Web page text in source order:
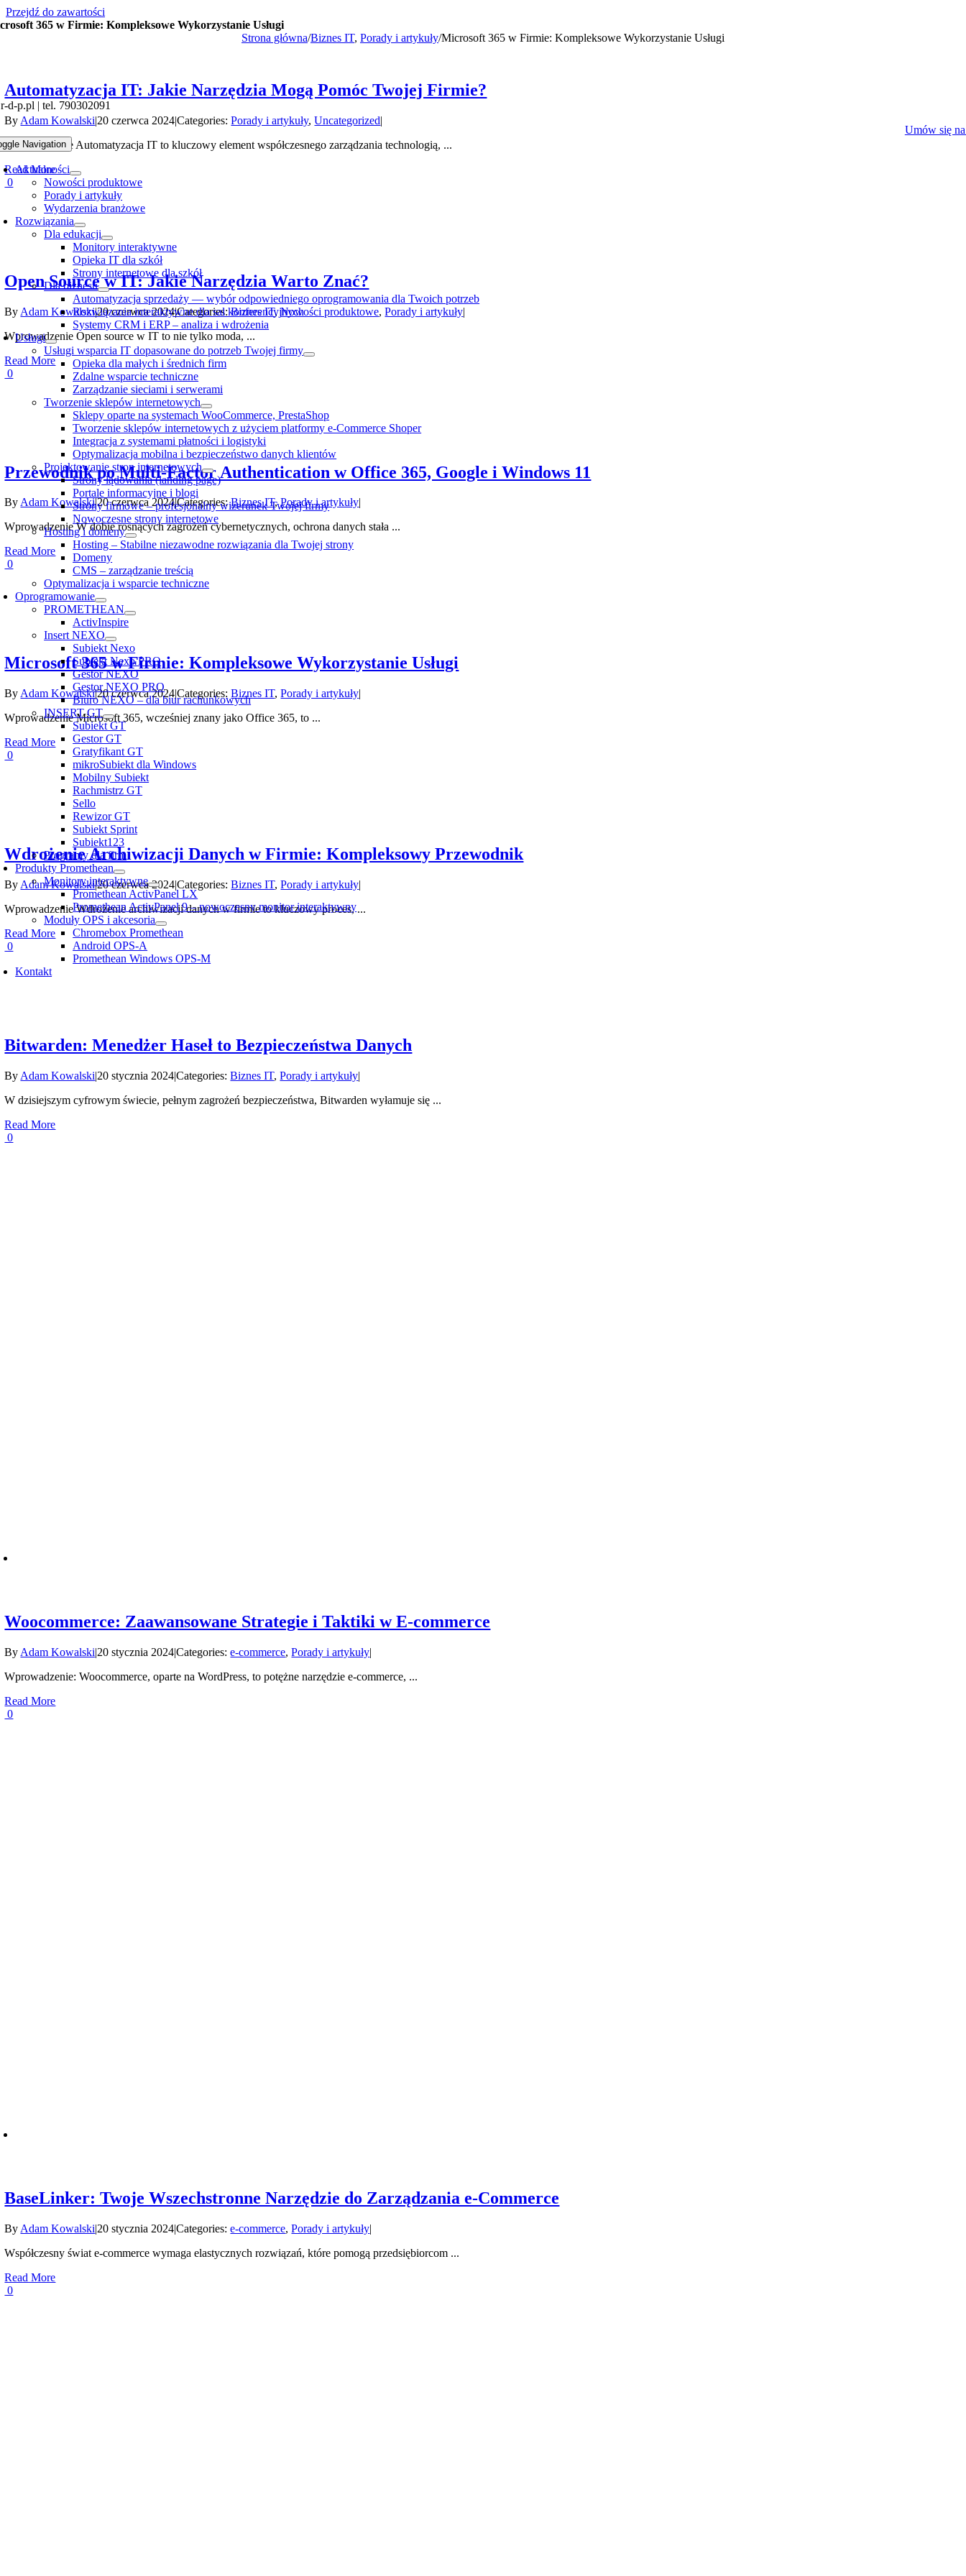
Przejdź do zawartości
d-p.pl | tel. 790302091
Umów się
Navigation
Aktualności
Nowości produktowe
Porady i artykuły
Wydarzenia branżowe
Rozwiązania
Dla edukacji
Monitory interaktywne
Opieka IT dla szkół
Strony internetowe dla szkół
Dla biznesu
Automatyzacja sprzedaży — wybór odpowiedniego oprogramowania dla Twoich potrzeb
Rozwiązania interaktywne dla sal konferencyjnych
Systemy CRM i ERP – analiza i wdrożenia
Usługi
Usługi wsparcia IT dopasowane do potrzeb Twojej firmy
Opieka dla małych i średnich firm
Zdalne wsparcie techniczne
Zarządzanie sieciami i serwerami
Tworzenie sklepów internetowych
Sklepy oparte na systemach WooCommerce, PrestaShop
Tworzenie sklepów internetowych z użyciem platformy e-Commerce Shoper
Integracja z systemami płatności i logistyki
Optymalizacja mobilna i bezpieczeństwo danych klientów
Projektowanie stron internetowych
Strony lądowania (landing page)
Portale informacyjne i blogi
Strony firmowe – profesjonalny wizerunek Twojej firmy
Nowoczesne strony internetowe
Hosting i domeny
Hosting – Stabilne niezawodne rozwiązania dla Twojej strony
Domeny
CMS – zarządzanie treścią
Optymalizacja i wsparcie techniczne
Oprogramowanie
PROMETHEAN
ActivInspire
Insert NEXO
Subiekt Nexo
Subiekt Nexo PRO
Gestor NEXO
Gestor NEXO PRO
Biuro NEXO – dla biur rachunkowych
INSERT GT
Subiekt GT
Gestor GT
Gratyfikant GT
mikroSubiekt dla Windows
Mobilny Subiekt
Rachmistrz GT
Sello
Rewizor GT
Subiekt Sprint
Subiekt123
Programy dla firm
Produkty Promethean
Monitory interaktywne
Promethean ActivPanel LX
Promethean ActivPanel 9 – nowoczesny monitor interaktywny
Moduły OPS i akcesoria
Chromebox Promethean
Android OPS-A
Promethean Windows OPS-M
Kontakt
365 w Firmie: Kompleksowe Wykorzystanie Usługi
Strona główna/Biznes IT, Porady i artykuły/Microsoft 365 w Firmie: Kompleksowe Wykorzystanie Usługi
Automatyzacja IT: Jakie Narzędzia Mogą Pomóc Twojej Firmie?
By Adam Kowalski|20 czerwca 2024|Categories:Porady i artykuły,Uncategorized|
Wprowadzenie Automatyzacja IT to kluczowy element współczesnego zarządzania technologią, ...
Read More
0
Open Source w IT: Jakie Narzędzia Warto Znać?
By Adam Kowalski|20 czerwca 2024|Categories:Biznes IT,Nowości produktowe,Porady i artykuły|
Wprowadzenie Open source w IT to nie tylko moda, ...
Read More
0
Przewodnik po Multi-Factor Authentication w Office 365, Google i Windows 11
ByAdam Kowalski|20 czerwca 2024|Categories:Biznes IT,Porady i artykuły|
Wprowadzenie W dobie rosnących zagrożeń cybernetycznych, ochrona danych stała ...
Read More
0
Microsoft 365 w Firmie: Kompleksowe Wykorzystanie Usługi
By Adam Kowalski|20 czerwca 2024|Categories:Biznes IT,Porady i artykuły|
Wprowadzenie Microsoft 365, wcześniej znany jako Office 365, to ...
Read More
0
Wdrożenie Archiwizacji Danych w Firmie: Kompleksowy Przewodnik
By Adam Kowalski|20 czerwca 2024|Categories:Biznes IT,Porady i artykuły|
Wprowadzenie Wdrożenie archiwizacji danych w firmie to kluczowy proces, ...
Read More
0
Bitwarden: Menedżer Haseł to Bezpieczeństwa Danych
By Adam Kowalski|20 stycznia 2024|Categories:Biznes IT,Porady i artykuły|
W dzisiejszym cyfrowym świecie, pełnym zagrożeń bezpieczeństwa, Bitwarden wyłamuje się ...
Read More
0
Woocommerce: Zaawansowane Strategie i Taktiki w E-commerce
By Adam Kowalski|20 stycznia 2024|Categories:e-commerce,Porady i artykuły|
Wprowadzenie: Woocommerce, oparte na WordPress, to potężne narzędzie e-commerce, ...
Read More
0
BaseLinker: Twoje Wszechstronne Narzędzie do Zarządzania e-Commerce
By Adam Kowalski|20 stycznia 2024|Categories:e-commerce,Porady i artykuły|
Współczesny świat e-commerce wymaga elastycznych rozwiązań, które pomogą przedsiębiorcom ...
Read More
0